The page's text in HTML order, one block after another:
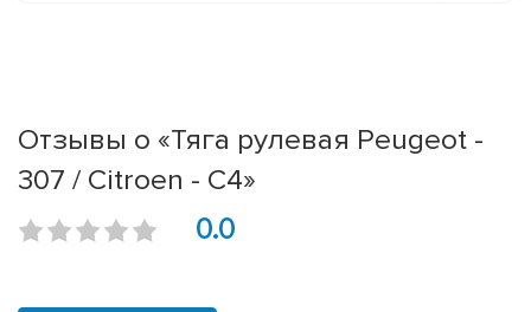
Отзывы о «Тяга рулевая Peugeot -
307 / Citroen - C4»
0.0